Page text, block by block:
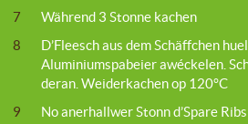
7
Während 3 Stonne kachen
8
D’Fleesch aus dem Schäffchen
Aluminiumspabeier awéckelen.
deran. Weiderkachen op 120°C
9
No anerhallwer Stonn d’Spare